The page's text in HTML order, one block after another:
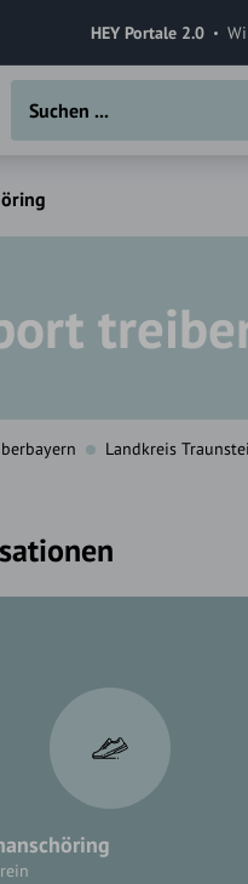
HEY Portale 2.0
Landkreis